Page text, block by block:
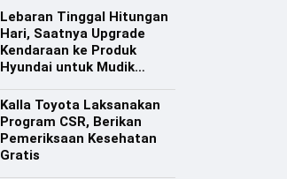
Lebaran Tinggal Hitungan
Hari, Saatnya Upgrade
Kendaraan ke Produk
Hyundai untuk Mudik
Kalla Toyota Laksanakan
Program CSR, Berikan
Pemeriksaan Kesehatan
Gratis